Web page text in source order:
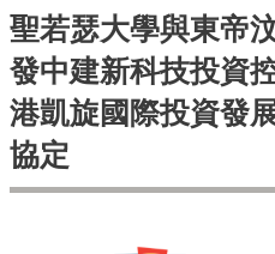
聖若瑟大學與東帝
發中建新科技投資
港凱旋國際投資發
協定